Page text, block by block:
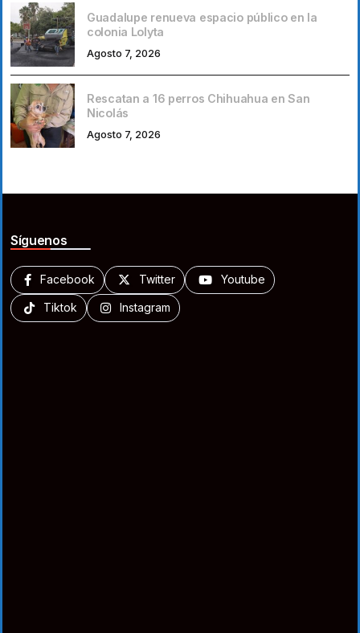
Guadalupe renueva espacio público en la
colonia Lolyta
Agosto 7, 2026
Rescatan a 16 perros Chihuahua en San
Nicolás
Agosto 7, 2026
Síguenos
Facebook Twitter Youtube
Tiktok Instagram